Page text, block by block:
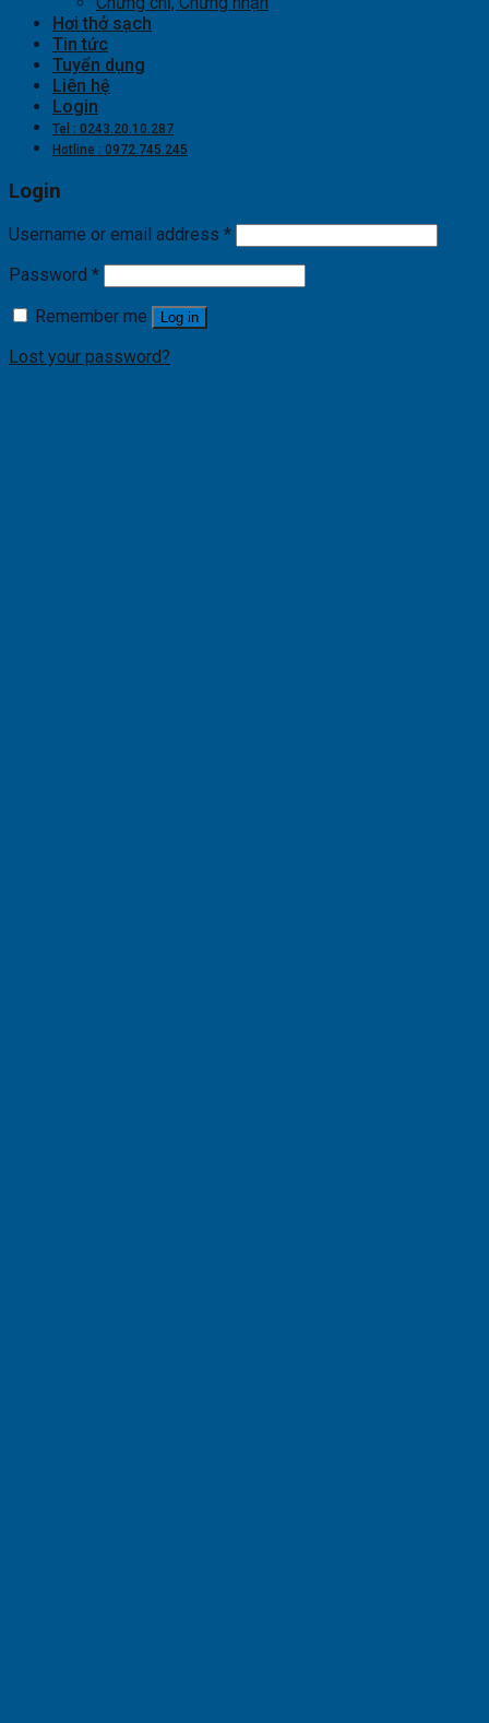
Hơi thở sạch
Tin tức
Tuyển dụng
Liên hệ
Login
Tel : 0243.20.10.287
Hotline : 0972.745.245
Login
Username or email address *
Password *
Remember me
Log in
Lost your password?